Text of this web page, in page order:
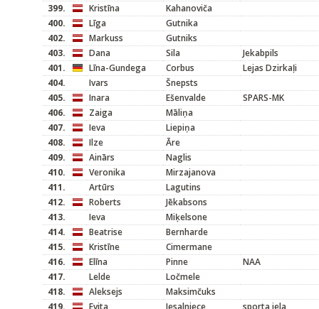
399.
Kristīna
Kahanoviča
400.
Līga
Gutnika
402.
Markuss
Gutniks
403.
Dana Sila
Jekabpils
401.
Līna-Gundega Corbus
Lejas Dzirkaļi
404.
Ivars
Šnepsts
405.
Inara Ešenvalde
SPARS-MK
406.
Zaiga
Māliņa
407.
Ieva
Liepiņa
408.
Ilze
Āre
409.
Ainārs
Naglis
410.
Veronika
Mirzajanova
411.
Artūrs
Lagutins
412.
Roberts
Jēkabsons
413.
Ieva
Miķelsone
414.
Beatrise
Bernharde
415.
Kristīne
Cimermane
416.
Elīna Pinne
NAA
417.
Lelde
Ločmele
418.
Aleksejs
Maksimčuks
419.
Evita Iesalniece
sporta iela